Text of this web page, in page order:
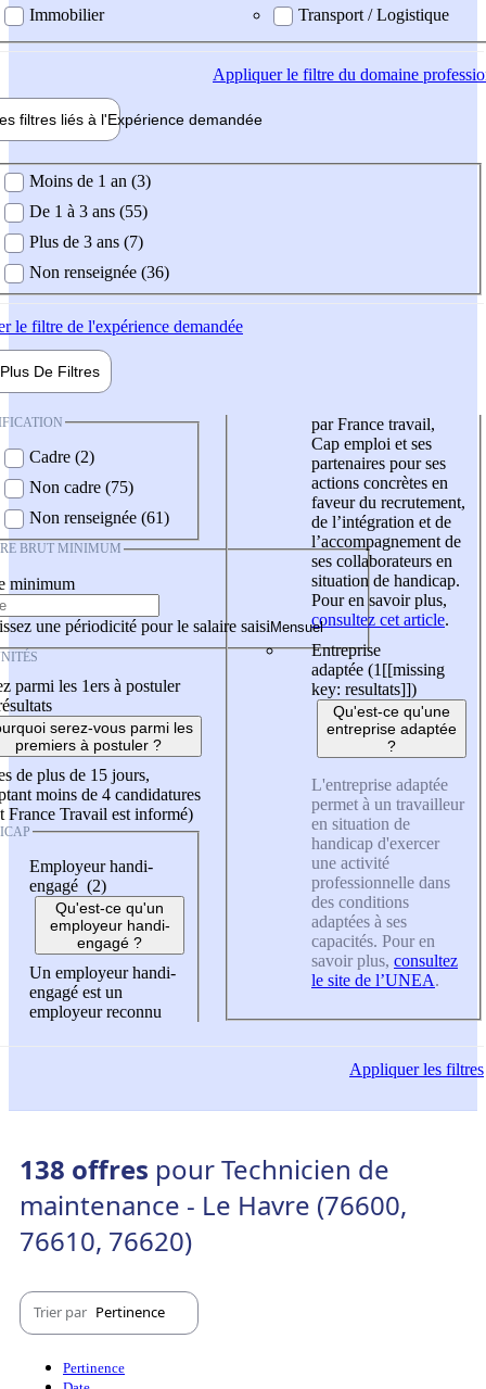
Immobilier
Transport / Logistique
Appliquerle filtre du domaine
filtres liés à l'Expérience demandée
demandée
Moins de 1 an (3)
De 1 à 3 ans (55)
Plus de 3 ans (7)
Non renseignée (36)
le filtre de l'expérience demandée
Plus De Filtres
Cadre (2)
Non cadre (75)
Non renseignée (61)
BRUT MINIMUM
minimum
une périodicité pour le salaire saisi
parmi les 1ers à postuler
serez-vous parmi les
premiers à postuler ?
de plus de 15 jours,
moins de 4 candidatures
France Travail est informé)
Employeur handi-
engagé (2)
Qu'est-ce qu'un
employeur handi-
engagé ?
Un employeur handi-
engagé est un
employeur reconnu
par France travail,
Cap emploi et ses
partenaires pour ses
actions concrètes en
faveur du recrutement,
de l’intégration et de
l’accompagnement de
ses collaborateurs en
situation de handicap.
Pour en savoir plus,
consultez cet article.
Entreprise
adaptée (1 [[missing
key: resultats]])
Qu'est-ce qu'une
entreprise adaptée
?
L'entreprise adaptée
permet à un travailleur
en situation de
handicap d'exercer
une activité
professionnelle dans
des conditions
adaptées à ses
capacités. Pour en
savoir plus, consultez
le site de l’UNEA.
Appliquerles filtres
138 offres pour Technicien de
maintenance - Le Havre (76600,
76610, 76620)
Trier par Pertinence
Pertinence